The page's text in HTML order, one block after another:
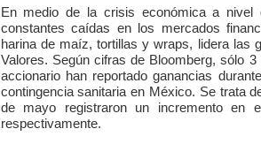
En medio de la crisis económica a nivel
constantes caídas en los mercados
harina de maíz, tortillas y wraps, lidera las
Valores. Según cifras de Bloomberg, sólo
accionario han reportado ganancias
contingencia sanitaria en México. Se trata
de mayo registraron un incremento en
respectivamente.